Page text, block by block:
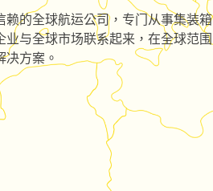
赖的全球航运公司，专门从事集装箱
与全球市场联系起来，在全球范围
方案。